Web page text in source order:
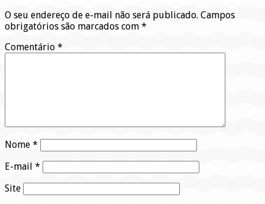
O seu endereço de e-mail não será publicado. Campos
obrigatórios são marcados com *
Comentário *
Nome *
E-mail *
Site